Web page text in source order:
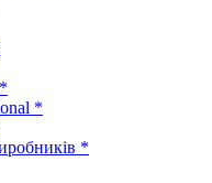
*
*